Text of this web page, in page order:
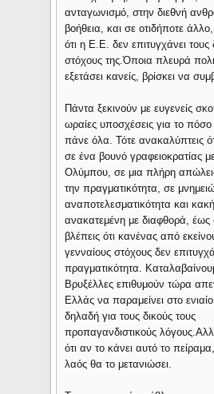
ανταγωνισμό, στην διεθνή
βοήθεια, και σε οτιδήποτε
ότι η Ε.Ε. δεν επιτυγχάνει τους
στόχους της.Όποια πλευρά
εξετάσει κανείς, βρίσκει να
Πάντα ξεκινούν με ευγενείς
ωραίες υποσχέσεις για το
πάνε όλα. Τότε ανακαλύπτεις
σε ένα βουνό γραφειοκρατίας
Ολύμπου, σε μια πλήρη
την πραγματικότητα, σε
αναποτελεσματικότητα και κακή
ανακατεμένη με διαφθορά, έως
βλέπεις ότι κανένας από
γενναίους στόχους δεν
πραγματικότητα.
Βρυξέλλες επιθυμούν τώρα
Ελλάς να παραμείνει στο
δηλαδή για τους δικούς τους
προπαγανδιστικούς
ότι αν το κάνει αυτό το
λαός θα το μετανιώσει.